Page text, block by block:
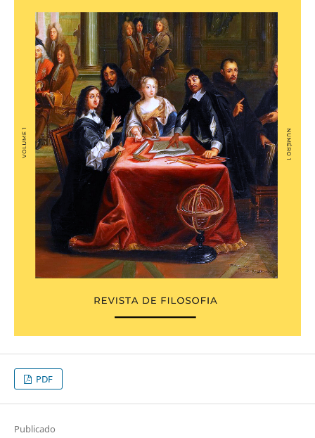
PDF
Publicado